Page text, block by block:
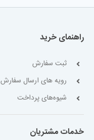
راهنمای خرید
ثبت سفارش
رویه های ارسال سفارش
شیوه‌های پرداخت
خدمات مشتریان